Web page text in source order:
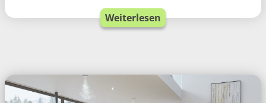
Weiterlesen